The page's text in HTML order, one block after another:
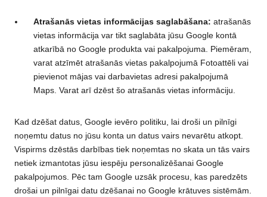
Atrašanās vietas informācijas saglabāšana: atrašanās
vietas informācija var tikt saglabāta jūsu Google kontā
atkarībā no Google produkta vai pakalpojuma. Piemēram,
varat atzīmēt atrašanās vietas pakalpojumā Fotoattēli vai
pievienot mājas vai darbavietas adresi pakalpojumā
Maps. Varat arī dzēst šo atrašanās vietas informāciju.
Kad dzēšat datus, Google ievēro politiku, lai droši un pilnīgi
noņemtu datus no jūsu konta un datus vairs nevarētu atkopt.
Vispirms dzēstās darbības tiek noņemtas no skata un tās vairs
netiek izmantotas jūsu iespēju personalizēšanai Google
pakalpojumos. Pēc tam Google uzsāk procesu, kas paredzēts
drošai un pilnīgai datu dzēšanai no Google krātuves sistēmām.